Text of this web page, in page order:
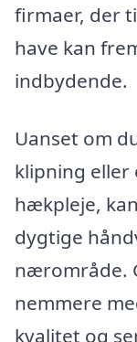
firmaer, der
have kan
indbydende.
Uanset om
klipning eller
hækpleje,
dygtige
nærområde.
nemmere
kvalitet og